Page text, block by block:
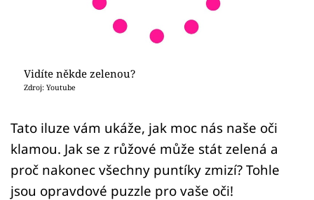
Sledujte prima+
Přihlášení
Sledujte nás
Vidíte někde zelenou?
Zdroj: Youtube
Tato iluze vám ukáže, jak moc nás naše oči
klamou. Jak se z růžové může stát zelená a
proč nakonec všechny puntíky zmizí? Tohle
jsou opravdové puzzle pro vaše oči!